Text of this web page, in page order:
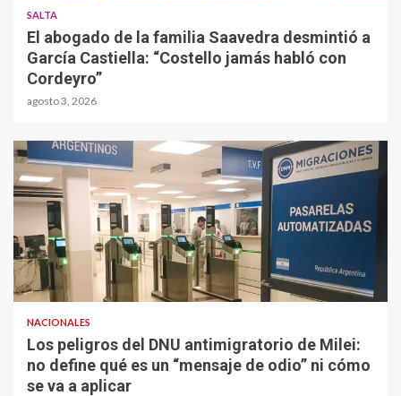
SALTA
El abogado de la familia Saavedra desmintió a
García Castiella: “Costello jamás habló con
Cordeyro”
agosto 3, 2026
NACIONALES
Los peligros del DNU antimigratorio de Milei:
no define qué es un “mensaje de odio” ni cómo
se va a aplicar